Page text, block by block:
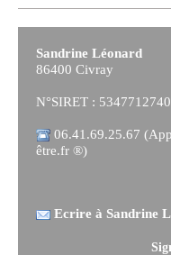
Sandrine Léonard
86400 Civray
N°SIRET :
06.41.69.25.67
être.fr ®)
Ecrire à Sandrine